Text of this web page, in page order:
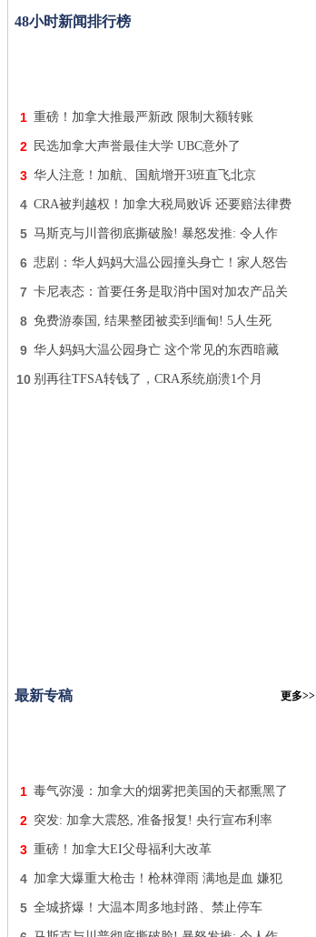
48小时新闻排行榜
1 重磅！加拿大推最严新政 限制大额转账
2 民选加拿大声誉最佳大学 UBC意外了
3 华人注意！加航、国航增开3班直飞北京
4 CRA被判越权！加拿大税局败诉 还要赔法律费
5 马斯克与川普彻底撕破脸! 暴怒发推: 令人作
6 悲剧：华人妈妈大温公园撞头身亡！家人怒告
7 卡尼表态：首要任务是取消中国对加农产品关
8 免费游泰国, 结果整团被卖到缅甸! 5人生死
9 华人妈妈大温公园身亡 这个常见的东西暗藏
10 别再往TFSA转钱了，CRA系统崩溃1个月
最新专稿 更多>>
1 毒气弥漫：加拿大的烟雾把美国的天都熏黑了
2 突发: 加拿大震怒, 准备报复! 央行宣布利率
3 重磅！加拿大EI父母福利大改革
4 加拿大爆重大枪击！枪林弹雨 满地是血 嫌犯
5 全城挤爆！大温本周多地封路、禁止停车